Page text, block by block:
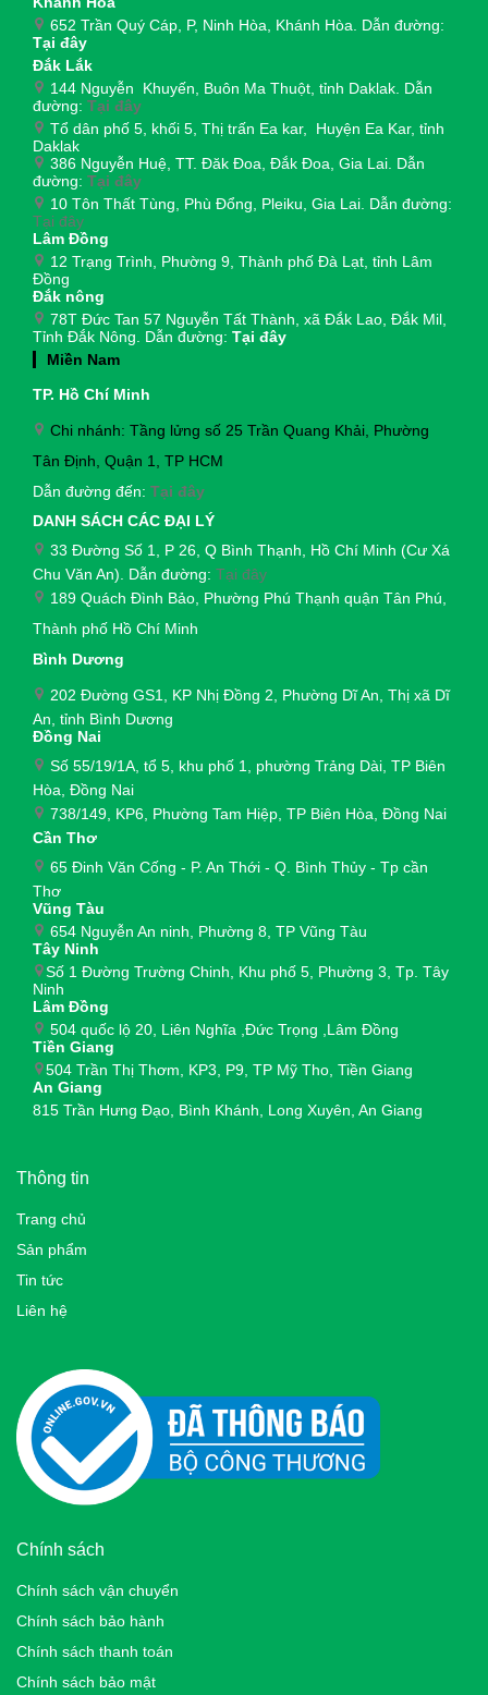
652 Trần Quý Cáp, P, Ninh Hòa, Khánh Hòa. Dẫn đường:
Tại đây
Đắk Lắk
144 Nguyễn Khuyến, Buôn Ma Thuột, tỉnh Daklak. Dẫn
đường: Tại đây
Tổ dân phố 5, khối 5, Thị trấn Ea kar, Huyện Ea Kar, tỉnh
Daklak
386 Nguyễn Huệ, TT. Đăk Đoa, Đắk Đoa, Gia Lai. Dẫn
đường: Tại đây
10 Tôn Thất Tùng, Phù Đổng, Pleiku, Gia Lai. Dẫn đường:
Tại đây
Lâm Đồng
12 Trạng Trình, Phường 9, Thành phố Đà Lạt, tỉnh Lâm
Đồng
Đắk nông
78T Đức Tan 57 Nguyễn Tất Thành, xã Đắk Lao, Đắk Mil,
Tỉnh Đắk Nông. Dẫn đường: Tại đây
Miền Nam
TP. Hồ Chí Minh
Chi nhánh: Tầng lửng số 25 Trần Quang Khải, Phường
Tân Định, Quận 1, TP HCM
Dẫn đường đến: Tại đây
DANH SÁCH CÁC ĐẠI LÝ
33 Đường Số 1, P 26, Q Bình Thạnh, Hồ Chí Minh (Cư Xá
Chu Văn An). Dẫn đường: Tại đây
189 Quách Đình Bảo, Phường Phú Thạnh quận Tân Phú,
Thành phố Hồ Chí Minh
Bình Dương
202 Đường GS1, KP Nhị Đồng 2, Phường Dĩ An, Thị xã Dĩ
An, tỉnh Bình Dương
Đồng Nai
Số 55/19/1A, tổ 5, khu phố 1, phường Trảng Dài, TP Biên
Hòa, Đồng Nai
738/149, KP6, Phường Tam Hiệp, TP Biên Hòa, Đồng Nai
Cần Thơ
65 Đinh Văn Cống - P. An Thới - Q. Bình Thủy - Tp cần
Thơ
Vũng Tàu
654 Nguyễn An ninh, Phường 8, TP Vũng Tàu
Tây Ninh
Số 1 Đường Trường Chinh, Khu phố 5, Phường 3, Tp. Tây
Ninh
Lâm Đồng
504 quốc lộ 20, Liên Nghĩa ,Đức Trọng ,Lâm Đồng
Tiền Giang
504 Trần Thị Thơm, KP3, P9, TP Mỹ Tho, Tiền Giang
An Giang
815 Trần Hưng Đạo, Bình Khánh, Long Xuyên, An Giang
Thông tin
Trang chủ
Sản phẩm
Tin tức
Liên hệ
Chính sách
Chính sách vận chuyển
Chính sách bảo hành
Chính sách thanh toán
Chính sách bảo mật